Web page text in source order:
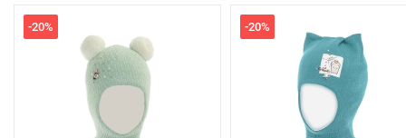
-20% -20%